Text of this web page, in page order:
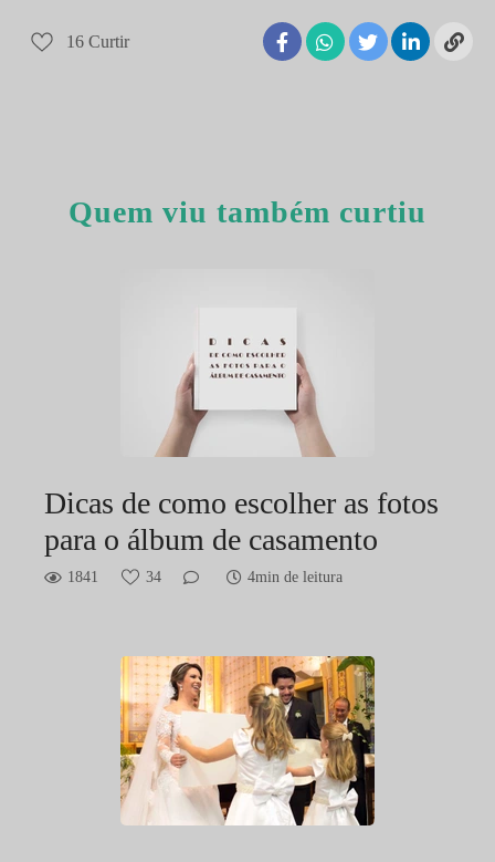
16 Curtir
Quem viu também curtiu
Dicas de como escolher as fotos
para o álbum de casamento
1841 34 4min de leitura